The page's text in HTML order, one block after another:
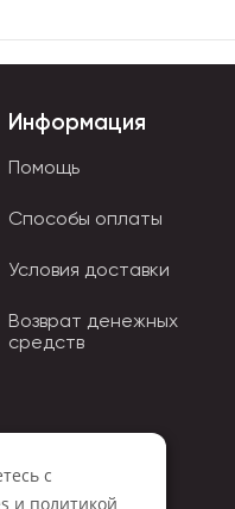
Информация
Помощь
Способы оплаты
Условия доставки
Возврат денежных
средств
с
и политикой